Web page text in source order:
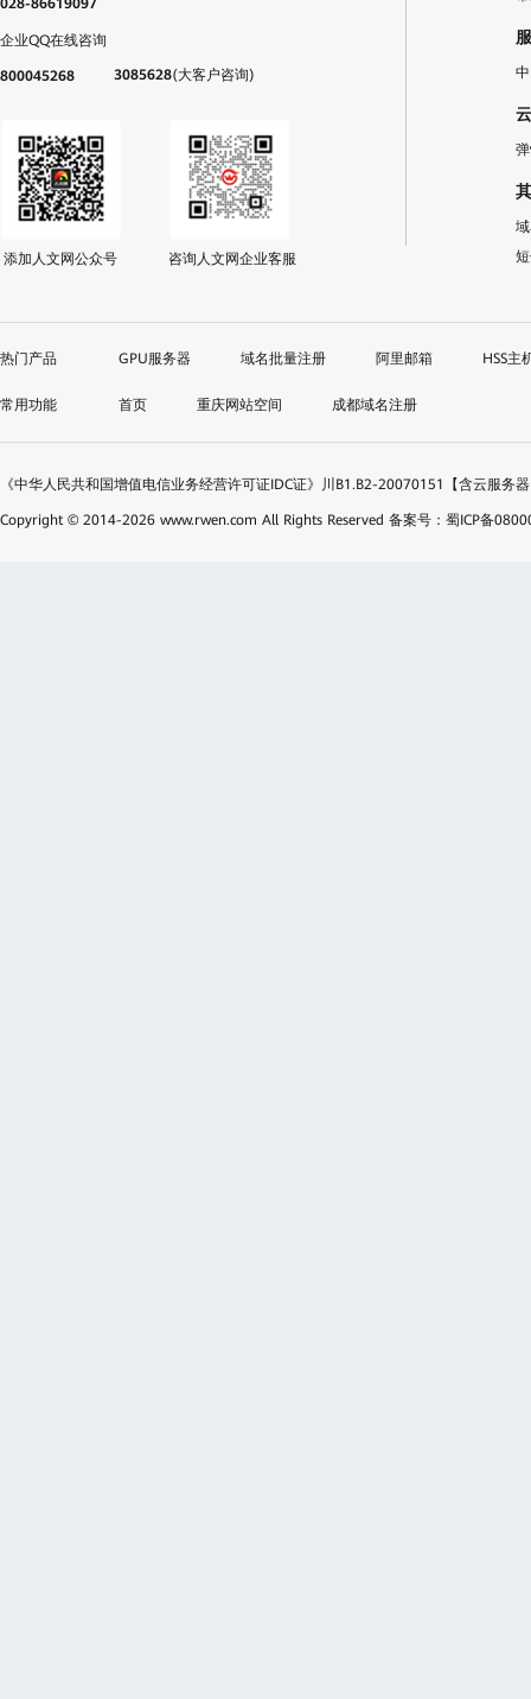
028-86619097
企业QQ在线咨询
800045268 3085628(大客户咨询)
添加人文网公众号 咨询人文网企业客服
GPU服务器 域名批量注册 阿里邮箱 HSS主
首页 重庆网站空间 成都域名注册
《中华人民共和国增值电信业务经营许可证IDC证》川B1.B2-20070151【含云服务
Copyright © 2014-2026 www.rwen.com All Rights Reserved 备案号：蜀ICP备